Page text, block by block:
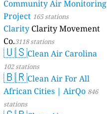
Community Air Monitoring
Project 165 stations
Clarity Clarity Movement
Co.3118 stations
🇺🇸Clean Air Carolina
102 stations
🇧🇷Clean Air For All
African Cities | AirQo 846
stations